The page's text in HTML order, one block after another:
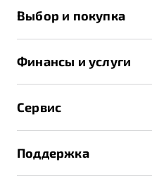
X70
Выбор и покупка
Записаться на тест-драйв
Получить предложение
Финансы и услуги
Страхование
Расчет КАСКО
Сервис
Поддержка